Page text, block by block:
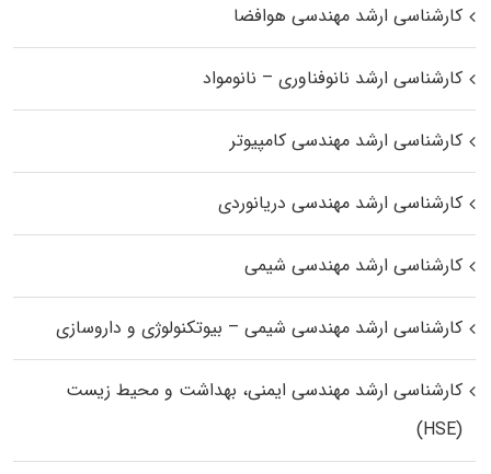
کارشناسی ارشد مهندسی هوافضا
کارشناسی ارشد نانوفناوری – نانومواد
کارشناسی ارشد مهندسی کامپیوتر
کارشناسی ارشد مهندسی دریانوردی
کارشناسی ارشد مهندسی شیمی
کارشناسی ارشد مهندسی شیمی – بیوتکنولوژی و داروسازی
کارشناسی ارشد مهندسی ایمنی، بهداشت و محیط زیست
(HSE)